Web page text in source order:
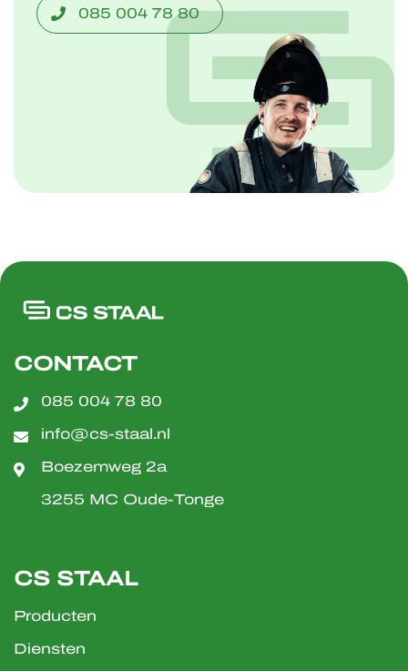
085 004 78 80
CONTACT
085 004 78 80
info@cs-staal.nl
Boezemweg 2a
3255 MC Oude-Tonge
CS STAAL
Producten
Diensten